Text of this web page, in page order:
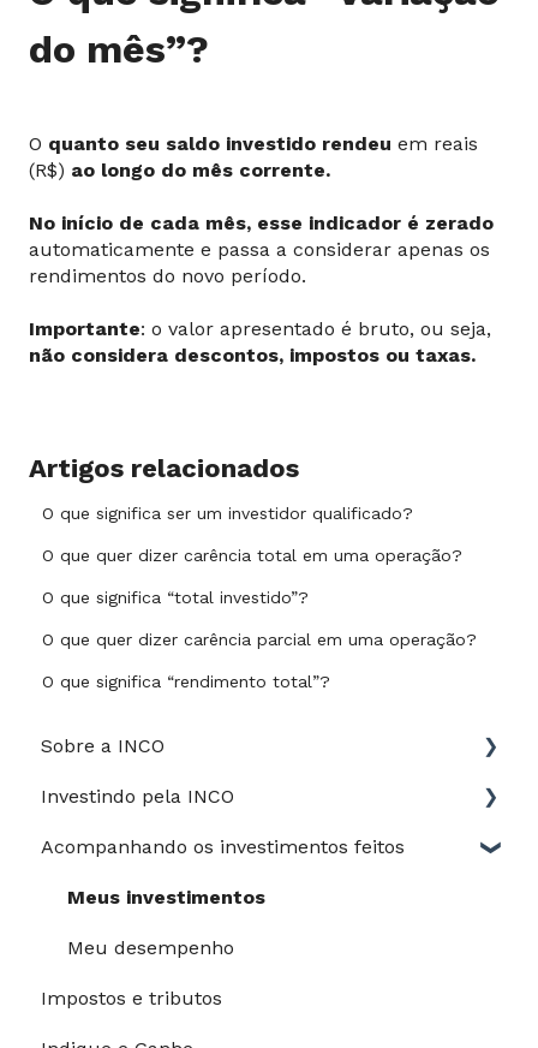
do mês”?
O quanto seu saldo investido rendeu em reais
(R$) ao longo do mês corrente.
No início de cada mês, esse indicador é zerado
automaticamente e passa a considerar apenas os
rendimentos do novo período.
Importante: o valor apresentado é bruto, ou seja,
não considera descontos, impostos ou taxas.
Artigos relacionados
O que significa ser um investidor qualificado?
O que quer dizer carência total em uma operação?
O que significa “total investido”?
O que quer dizer carência parcial em uma operação?
O que significa “rendimento total”?
Sobre a INCO
Jurídico
Investindo pela INCO
Perfil de risco
Guia do Investidor
Depósitos e saques
Processo de investimento
Acompanhando os investimentos feitos
Meus investimentos
Meu desempenho
Impostos e tributos